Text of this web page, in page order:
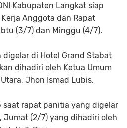
Kabupaten Langkat siap
Anggota dan Rapat
(3/7) dan Minggu (4/7).
digelar di Hotel Grand Stabat
dihadiri oleh Ketua Umum
Jhon Ismad Lubis.
saat rapat panitia yang digelar
Jumat (2/7) yang dihadiri oleh